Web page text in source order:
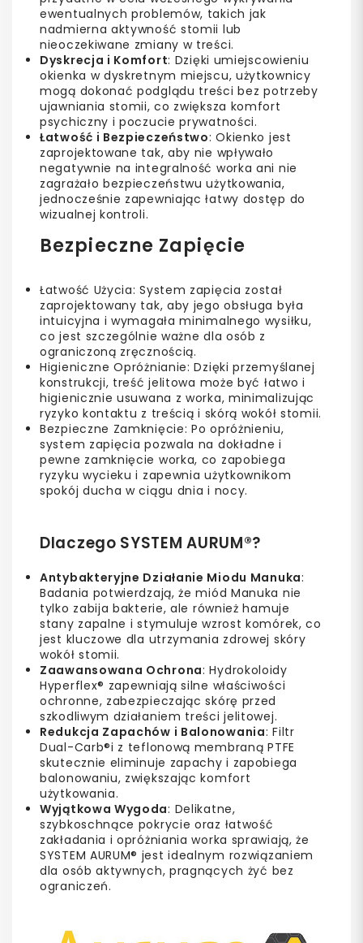
ewentualnych problemów, takich jak
nadmierna aktywność stomii lub
nieoczekiwane zmiany w treści.
Dyskrecja i Komfort: Dzięki umiejscowieniu
okienka w dyskretnym miejscu, użytkownicy
mogą dokonać podglądu treści bez potrzeby
ujawniania stomii, co zwiększa komfort
psychiczny i poczucie prywatności.
Łatwość i Bezpieczeństwo: Okienko jest
zaprojektowane tak, aby nie wpływało
negatywnie na integralność worka ani nie
zagrażało bezpieczeństwu użytkowania,
jednocześnie zapewniając łatwy dostęp do
wizualnej kontroli.
Bezpieczne Zapięcie
Łatwość Użycia: System zapięcia został
zaprojektowany tak, aby jego obsługa była
intuicyjna i wymagała minimalnego wysiłku,
co jest szczególnie ważne dla osób z
ograniczoną zręcznością.
Higieniczne Opróżnianie: Dzięki przemyślanej
konstrukcji, treść jelitowa może być łatwo i
higienicznie usuwana z worka, minimalizując
ryzyko kontaktu z treścią i skórą wokół stomii.
Bezpieczne Zamknięcie: Po opróżnieniu,
system zapięcia pozwala na dokładne i
pewne zamknięcie worka, co zapobiega
ryzyku wycieku i zapewnia użytkownikom
spokój ducha w ciągu dnia i nocy.
Dlaczego SYSTEM AURUM®?
Antybakteryjne Działanie Miodu Manuka:
Badania potwierdzają, że miód Manuka nie
tylko zabija bakterie, ale również hamuje
stany zapalne i stymuluje wzrost komórek, co
jest kluczowe dla utrzymania zdrowej skóry
wokół stomii.
Zaawansowana Ochrona: Hydrokoloidy
Hyperflex® zapewniają silne właściwości
ochronne, zabezpieczając skórę przed
szkodliwym działaniem treści jelitowej.
Redukcja Zapachów i Balonowania: Filtr
Dual-Carb®i z teflonową membraną PTFE
skutecznie eliminuje zapachy i zapobiega
balonowaniu, zwiększając komfort
użytkowania.
Wyjątkowa Wygoda: Delikatne,
szybkoschnące pokrycie oraz łatwość
zakładania i opróżniania worka sprawiają, że
SYSTEM AURUM® jest idealnym rozwiązaniem
dla osób aktywnych, pragnących żyć bez
ograniczeń.